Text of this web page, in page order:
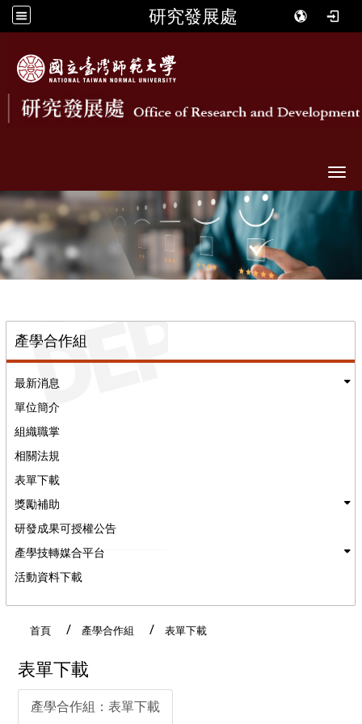
研究發展處
產學合作組
最新消息
單位簡介
組織職掌
相關法規
表單下載
獎勵補助
研發成果可授權公告
產學技轉媒合平台
活動資料下載
首頁 產學合作組 表單下載
表單下載
產學合作組：表單下載